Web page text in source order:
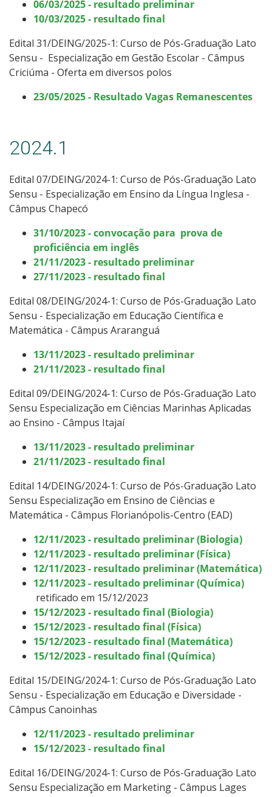
06/03/2025 - resultado preliminar
10/03/2025 - resultado final
Edital 31/DEING/2025-1: Curso de Pós-Graduação Lato
Sensu - Especialização em Gestão Escolar - Câmpus
Criciúma - Oferta em diversos polos
23/05/2025 - Resultado Vagas Remanescentes
2024.1
Edital 07/DEING/2024-1: Curso de Pós-Graduação Lato
Sensu - Especialização em Ensino da Língua Inglesa -
Câmpus Chapecó
31/10/2023 - convocação para prova de
proficiência em inglês
21/11/2023 - resultado preliminar
27/11/2023 - resultado final
Edital 08/DEING/2024-1: Curso de Pós-Graduação Lato
Sensu - Especialização em Educação Científica e
Matemática - Câmpus Araranguá
13/11/2023 - resultado preliminar
21/11/2023 - resultado final
Edital 09/DEING/2024-1: Curso de Pós-Graduação Lato
Sensu Especialização em Ciências Marinhas Aplicadas
ao Ensino - Câmpus Itajaí
13/11/2023 - resultado preliminar
21/11/2023 - resultado final
Edital 14/DEING/2024-1: Curso de Pós-Graduação Lato
Sensu Especialização em Ensino de Ciências e
Matemática - Câmpus Florianópolis-Centro (EAD)
12/11/2023 - resultado preliminar (Biologia)
12/11/2023 - resultado preliminar (Física)
12/11/2023 - resultado preliminar (Matemática)
12/11/2023 - resultado preliminar (Química)
retificado em 15/12/2023
15/12/2023 - resultado final (Biologia)
15/12/2023 - resultado final (Física)
15/12/2023 - resultado final (Matemática)
15/12/2023 - resultado final (Química)
Edital 15/DEING/2024-1: Curso de Pós-Graduação Lato
Sensu - Especialização em Educação e Diversidade -
Câmpus Canoinhas
12/11/2023 - resultado preliminar
15/12/2023 - resultado final
Edital 16/DEING/2024-1: Curso de Pós-Graduação Lato
Sensu Especialização em Marketing - Câmpus Lages